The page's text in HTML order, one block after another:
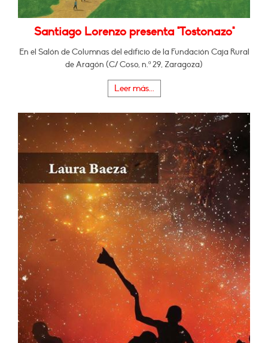
Santiago Lorenzo presenta "Tostonazo"
En el Salón de Columnas del edificio de la Fundación Caja Rural
de Aragón (C/ Coso, n.º 29, Zaragoza)
Leer más...